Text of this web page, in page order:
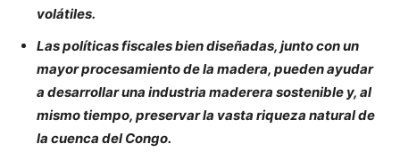
volátiles.
Las políticas fiscales bien diseñadas, junto con un
mayor procesamiento de la madera, pueden ayudar
a desarrollar una industria maderera sostenible y, al
mismo tiempo, preservar la vasta riqueza natural de
la cuenca del Congo.